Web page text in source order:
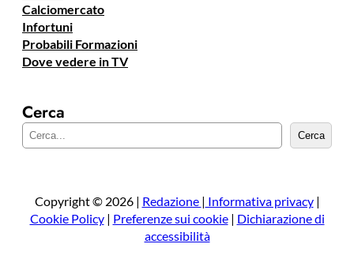
Calciomercato
Infortuni
Probabili Formazioni
Dove vedere in TV
Cerca
e
a
Cerca
Copyright © 2026 | Redazione | Informativa privacy|
Cookie Policy| Preferenze sui cookie| Dichiarazione di
accessibilità